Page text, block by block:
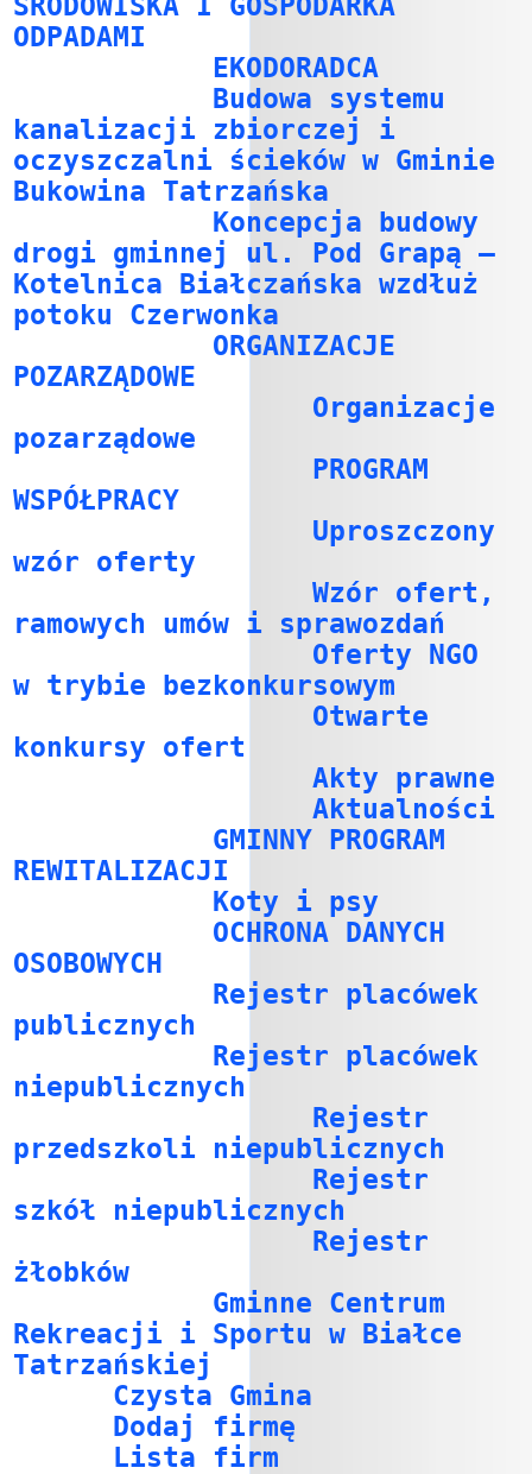
ODPADAMI
EKODORADCA
Budowa systemu
kanalizacji zbiorczej i
oczyszczalni ścieków w Gminie
Bukowina Tatrzańska
Koncepcja budowy
drogi gminnej ul. Pod Grapą –
Kotelnica Białczańska wzdłuż
potoku Czerwonka
ORGANIZACJE
POZARZĄDOWE
Organizacje
pozarządowe
PROGRAM
WSPÓŁPRACY
Uproszczony
wzór oferty
Wzór ofert,
ramowych umów i sprawozdań
Oferty NGO
w trybie bezkonkursowym
Otwarte
konkursy ofert
Akty prawne
Aktualności
GMINNY PROGRAM
REWITALIZACJI
Koty i psy
OCHRONA DANYCH
OSOBOWYCH
Rejestr placówek
publicznych
Rejestr placówek
niepublicznych
Rejestr
przedszkoli niepublicznych
Rejestr
szkół niepublicznych
Rejestr
żłobków
Gminne Centrum
Rekreacji i Sportu w Białce
Tatrzańskiej
Czysta Gmina
Dodaj firmę
Lista firm